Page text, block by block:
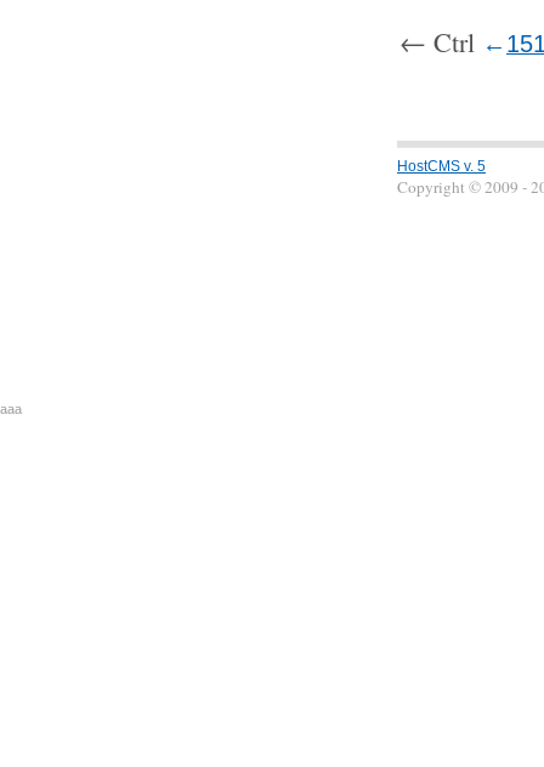
← Ctrl ← 15
HostCMS v. 5
Copyright © 2009 -
aaa